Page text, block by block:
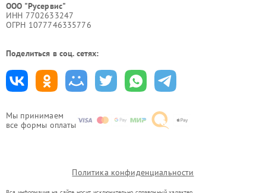
Мы принимаем
все формы оплаты
ООО "Русервис"
ИНН 7702633247
ОГРН 1077746335776
Поделиться в соц. сетях:
Политика конфиденциальности